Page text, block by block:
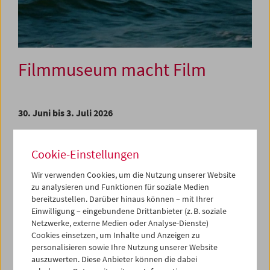
Filmmuseum macht Film
30. Juni bis 3. Juli 2026
waren die Rollen der hier handelnden Personen mitunter
fließend. Zu Beginn steht das monumentale Œuvre von
Peter Kubelka, einem der Filmmuseumsgründer, der vom
Filmemacher zum Kurator wurde. In der jüngeren
Vergangenheit verwandelte einer von Kubelkas
Nachfolgern seine kuratorische Leidenschaft in einen
monumentalen Filmessay (Alexander Horwaths
Fonda for President) und ging den umgekehrten Weg vom
Kurator zum Filmemacher.
Cookie-Einstellungen
Wir verwenden Cookies, um die Nutzung unserer Website
zu analysieren und Funktionen für soziale Medien
bereitzustellen. Darüber hinaus können – mit Ihrer
Einwilligung – eingebundene Drittanbieter (z. B. soziale
Netzwerke, externe Medien oder Analyse-Dienste)
Cookies einsetzen, um Inhalte und Anzeigen zu
personalisieren sowie Ihre Nutzung unserer Website
auszuwerten. Diese Anbieter können die dabei